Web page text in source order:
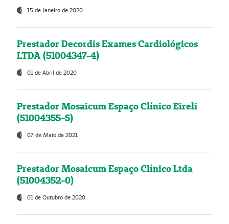
15 de Janeiro de 2020
Prestador Decordis Exames Cardiológicos
LTDA (51004347-4)
01 de Abril de 2020
Prestador Mosaicum Espaço Clínico Eireli
(51004355-5)
07 de Maio de 2021
Prestador Mosaicum Espaço Clínico Ltda
(51004352-0)
01 de Outubro de 2020